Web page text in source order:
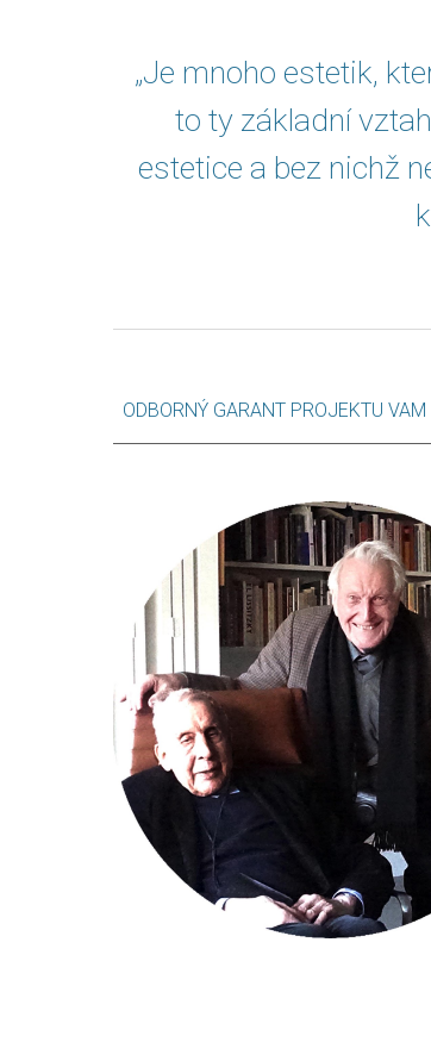
„Je mnoho estetik,
to ty základní
estetice a bez nichž
ODBORNÝ GARANT PROJEKTU VAM